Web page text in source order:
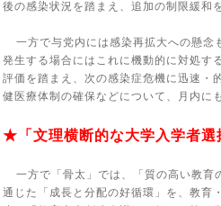
後の感染状況を踏まえ、追加の制限緩和
一方で与党内には感染再拡大への懸念
発生する場合にはこれに機動的に対処す
評価を踏まえ、次の感染症危機に迅速・
健医療体制の確保などについて、月内に
★「文理横断的な大学入学者選
一方で「骨太」では、「質の高い教育
通じた「成長と分配の好循環」を、教育